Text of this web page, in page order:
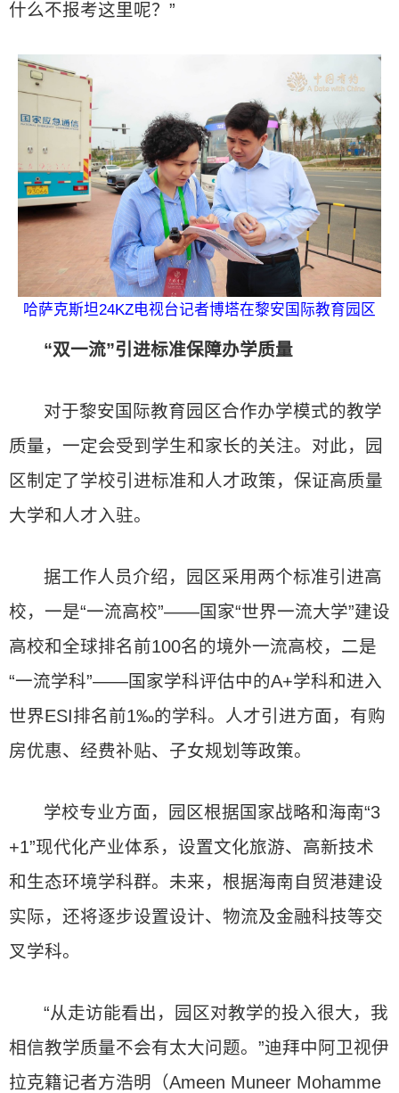
什么不报考这里呢？”
哈萨克斯坦24KZ电视台记者博塔在黎安国际教育园区
“双一流”引进标准保障办学质量
对于黎安国际教育园区合作办学模式的教学
质量，一定会受到学生和家长的关注。对此，园
区制定了学校引进标准和人才政策，保证高质量
大学和人才入驻。
据工作人员介绍，园区采用两个标准引进高
校，一是“一流高校”——国家“世界一流大学”建设
高校和全球排名前100名的境外一流高校，二是
“一流学科”——国家学科评估中的A+学科和进入
世界ESI排名前1‰的学科。人才引进方面，有购
房优惠、经费补贴、子女规划等政策。
学校专业方面，园区根据国家战略和海南“3
+1”现代化产业体系，设置文化旅游、高新技术
和生态环境学科群。未来，根据海南自贸港建设
实际，还将逐步设置设计、物流及金融科技等交
叉学科。
“从走访能看出，园区对教学的投入很大，我
相信教学质量不会有太大问题。”迪拜中阿卫视伊
拉克籍记者方浩明（Ameen Muneer Mohamme